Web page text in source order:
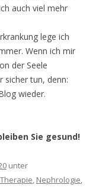
auch viel mehr
lege ich
Wenn ich mir
der Seele
sicher tun, denn:
wieder.
Sie gesund!
unter
, Nephrologie,